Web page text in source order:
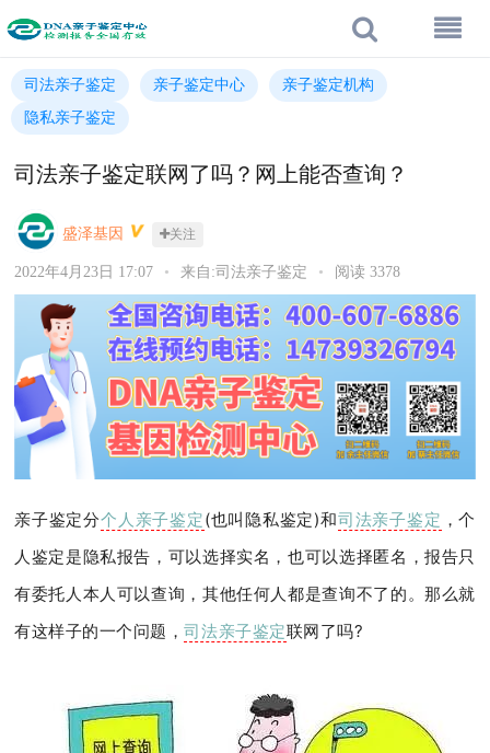
司法亲子鉴定 亲子鉴定中心
亲子鉴定机构
隐私亲子鉴定
司法亲子鉴定联网了吗？网上能否查询？
盛泽基因 关注
2022年4月23日 17:07 • 来自:司法亲子鉴定 • 阅读 3378
亲子鉴定分个人亲子鉴定(也叫隐私鉴定)和司法亲子鉴定 ，个
人鉴定是隐私报告，可以选择实名，也可以选择匿名，报告只
有委托人本人可以查询，其他任何人都是查询不了的。那么就
有这样子的一个问题，司法亲子鉴定联网了吗?